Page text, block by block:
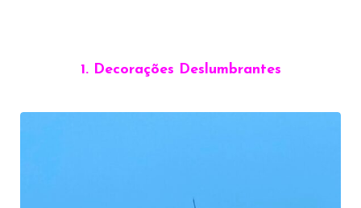
1. Decorações Deslumbrantes